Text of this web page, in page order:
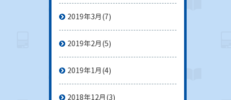
2019年3月 (7)
2019年2月 (5)
2019年1月 (4)
2018年12月 (3)